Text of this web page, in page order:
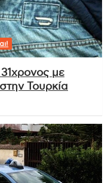
με
Τουρκία